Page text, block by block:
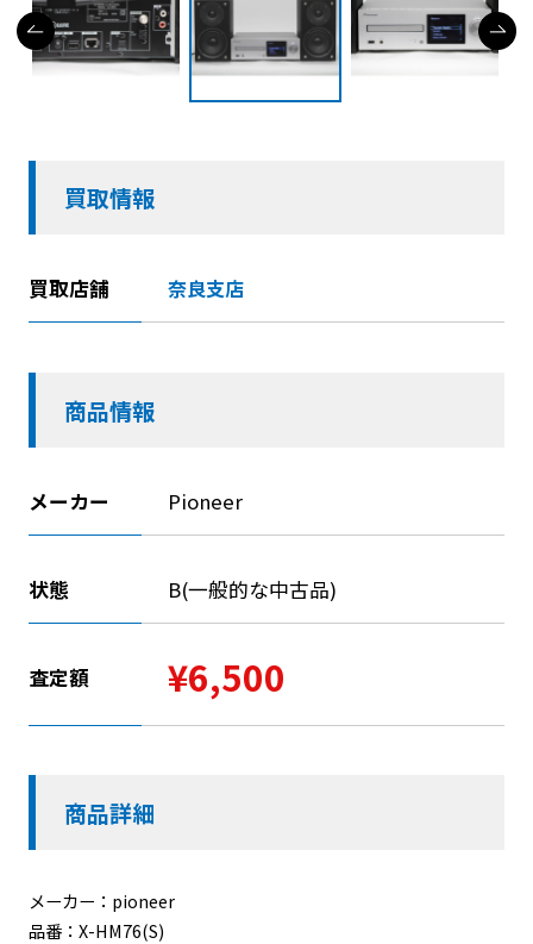
買取情報
買取店舗 奈良支店
商品情報
メーカー Pioneer
状態 B(一般的な中古品)
査定額 ¥6,500
商品詳細
メーカー：pioneer
品番：X-HM76(S)